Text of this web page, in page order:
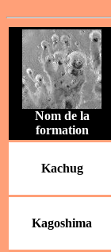
Nom de la
formation
Kachug
Kagoshima